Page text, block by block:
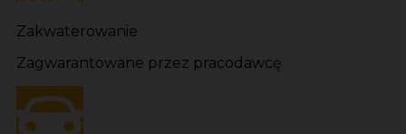
Zakwaterowanie
Zagwarantowane przez pracodawcę